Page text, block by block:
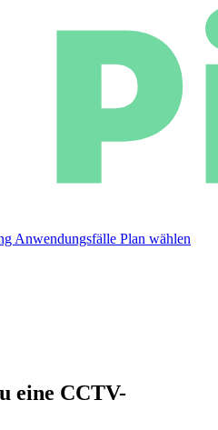
Anwendungsfälle Plan wählen
eine CCTV-